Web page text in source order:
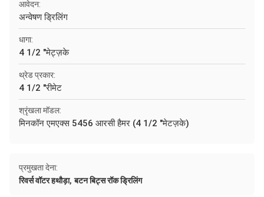
आवेदन:
अन्वेषण ड्रिलिंग
धागा:
4 1/2 "मेट्ज़के
थ्रेड प्रकार:
4 1/2 "रीमेट
श्रृंखला मॉडल:
मिनकॉन एमएक्स 5456 आरसी हैमर (4 1/2 "मेटज़के)
प्रमुखता देना:
रिवर्स वॉटर हथौड़ा,बटन बिट्स रॉक ड्रिलिंग